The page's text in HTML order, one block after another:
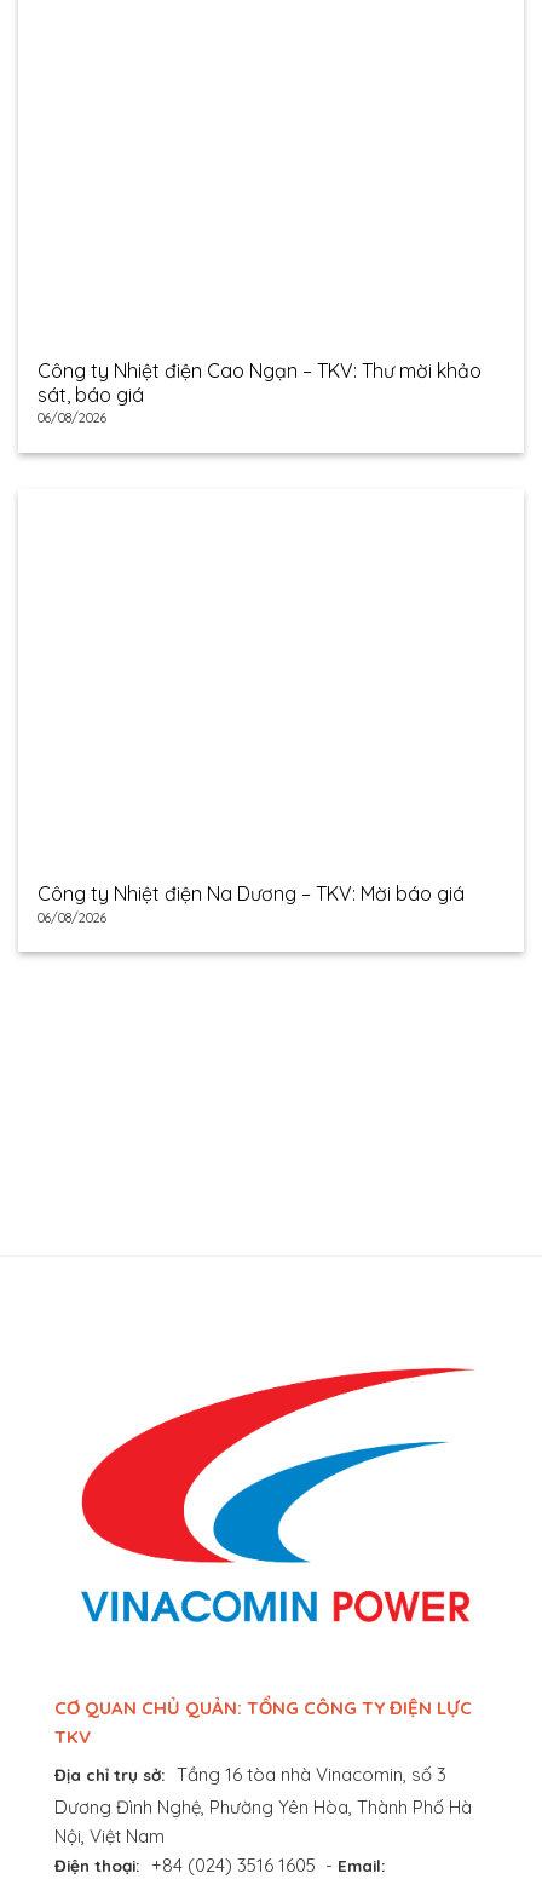
Công ty Nhiệt điện Cao Ngạn – TKV: Thư mời khảo
sát, báo giá
06/08/2026
Công ty Nhiệt điện Na Dương – TKV: Mời báo giá
06/08/2026
CƠ QUAN CHỦ QUẢN: TỔNG CÔNG TY ĐIỆN LỰC
TKV
Địa chỉ trụ sở: Tầng 16 tòa nhà Vinacomin, số 3
Dương Đình Nghệ, Phường Yên Hòa, Thành Phố Hà
Nội, Việt Nam
Điện thoại: +84 (024) 3516 1605 - Email: